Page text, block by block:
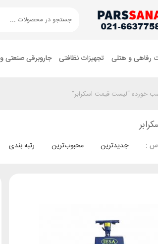
رفاهی و هتلی تجهیزات نظافتی جاروبرقی صنعتی
خورده “لیست قیمت اسکرابر”
: جدیدترین محبوب‌ترین رتبه بندی